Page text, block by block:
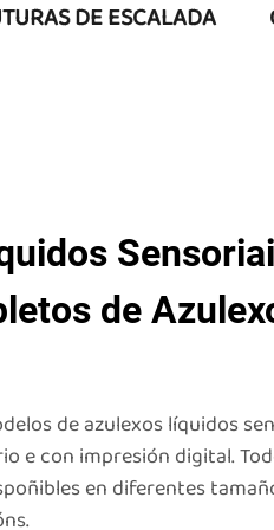
DE ESCALADA
de
de azulexos líquidos
e con impresión digital.
en diferentes